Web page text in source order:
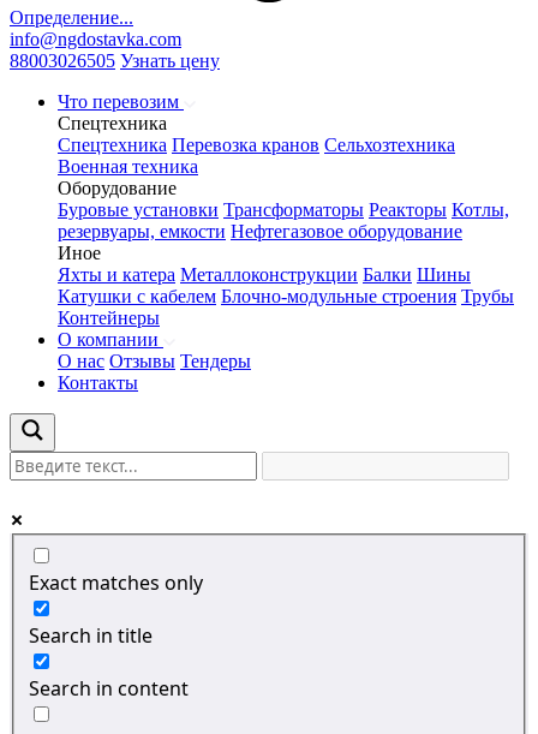
Определение...
info@ngdostavka.com
88003026505 Узнать цену
Что перевозим
Спецтехника
Спецтехника Перевозка кранов Сельхозтехника
Военная техника
Оборудование
Буровые установки Трансформаторы Реакторы Котлы,
резервуары, емкости Нефтегазовое оборудование
Иное
Яхты и катера Металлоконструкции Балки Шины
Катушки с кабелем Блочно-модульные строения Трубы
Контейнеры
О компании
О нас Отзывы Тендеры
Контакты
Exact matches only
Search in title
Search in content